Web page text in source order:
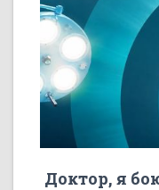
Доктор, я